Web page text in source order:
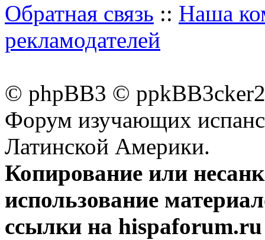
Обратная связь :: Наша
рекламодателей
© phpBB3 ©
Форум изучающих
Латинской Америки.
Копирование или
использование
ссылки на hispaforum.ru